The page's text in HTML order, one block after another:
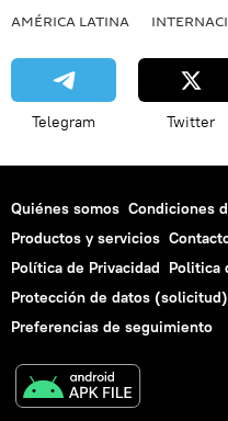
AMÉRICA LATINA
Telegram Twitter
Quiénes somos Condiciones
Productos y servicios
Política de Privacidad Politica
Protección de datos (solicitud)
Preferencias de seguimiento